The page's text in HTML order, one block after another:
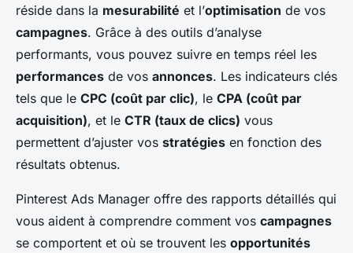
réside dans la mesurabilité et l’optimisation de vos
campagnes. Grâce à des outils d’analyse
performants, vous pouvez suivre en temps réel les
performances de vos annonces. Les indicateurs clés
tels que le CPC (coût par clic), le CPA (coût par
acquisition), et le CTR (taux de clics) vous
permettent d’ajuster vos stratégies en fonction des
résultats obtenus.
Pinterest Ads Manager offre des rapports détaillés qui
vous aident à comprendre comment vos campagnes
se comportent et où se trouvent les opportunités